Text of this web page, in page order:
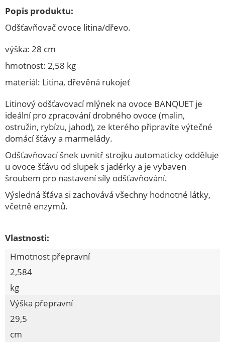
ELEKTRO
KAMNA
ŽELEZÁŘSTVÍ
DOMÁCNOST
KUCHYŇSKÉ NÁČINÍ
NOŽÍŘSKÉ VÝROBKY
OSTATNÍ
VĚDRA, ŠKOPKY
KOUPELNOVÉ DOPLŇKY
DÓZY, BOXY, CHLEBOVKY
Popis produktu:
Odšťavňovač ovoce litina/dřevo.
výška: 28 cm
hmotnost: 2,58 kg
materiál: Litina, dřevěná rukojeť
Litinový odšťavovací mlýnek na ovoce BANQUET je
ideální pro zpracování drobného ovoce (malin,
ostružin, rybízu, jahod), ze kterého připravíte výtečné
domácí šťávy a marmelády.
Odšťavňovací šnek uvnitř strojku automaticky odděluje
u ovoce šťávu od slupek s jadérky a je vybaven
šroubem pro nastavení síly odšťavňování.
Výsledná šťáva si zachovává všechny hodnotné látky,
včetně enzymů.
Vlastnosti:
Hmotnost přepravní
2,584
kg
Výška přepravní
29,5
cm